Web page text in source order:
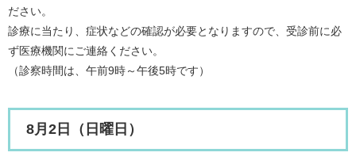
ださい。​
診療に当たり、症状などの確認が必要となりますので、受診前に必
ず医療機関にご連絡ください。
（診察時間は、午前9時～午後5時です）
8月2日（日曜日）